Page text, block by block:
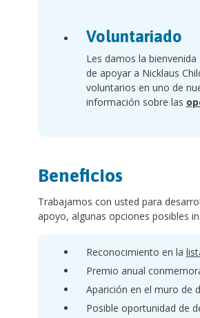
Voluntariado
Les damos la
de apoyar a Nicklaus
voluntarios en uno de
información sobre las
Beneficios
Trabajamos con usted para
apoyo, algunas opciones posibles
Reconocimiento en la
Premio anual
Aparición en el muro de
Posible oportunidad de